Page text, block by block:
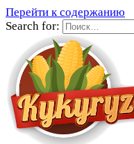
Перейти к содержанию
Search for: